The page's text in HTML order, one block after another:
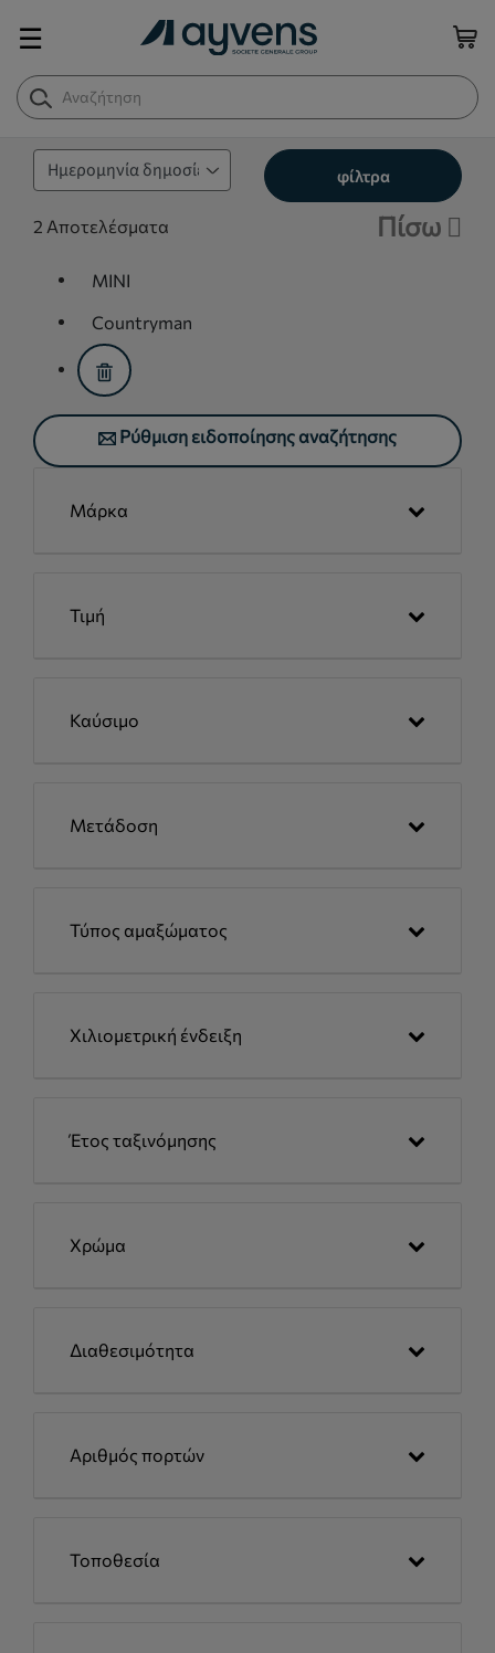
☰
φίλτρα
2 Αποτελέσματα Πίσω
MINI
Countryman
assistive.text.remove.filter.button
Ρύθμιση ειδοποίησης αναζήτησης
Μάρκα
Τιμή
Καύσιμο
Μετάδοση
Τύπος αμαξώματος
Χιλιομετρική ένδειξη
Έτος ταξινόμησης
Χρώμα
Διαθεσιμότητα
Αριθμός πορτών
Τοποθεσία